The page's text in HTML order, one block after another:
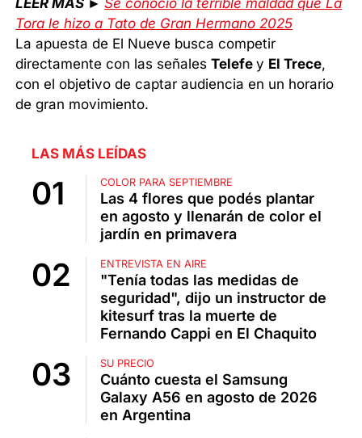
LEER MÁS ►Se conoció la terrible maldad que La
Tora le hizo a Tato de Gran Hermano 2025
La apuesta de El Nueve busca competir
directamente con las señalesTelefey El Trece,
con el objetivo de captar audiencia en un horario
de gran movimiento.
LAS MÁS LEÍDAS
COLOR PARA SEPTIEMBRE
Las 4 flores que podés plantar
en agosto y llenarán de color el
jardín en primavera
ENTREVISTA EN AIRE
"Tenía todas las medidas de
seguridad", dijo un instructor de
kitesurf tras la muerte de
Fernando Cappi en El Chaquito
SU PRECIO
Cuánto cuesta el Samsung
Galaxy A56 en agosto de 2026
en Argentina